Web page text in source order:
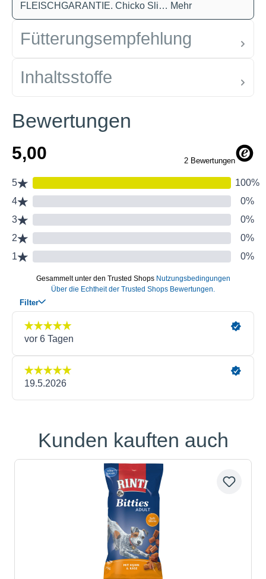
FLEISCHGARANTIE. Chicko Sli… Mehr
Fütterungsempfehlung
Inhaltsstoffe
Bewertungen
Produktgalerie überspringen
Kunden kauften auch